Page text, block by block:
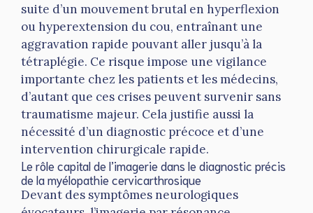
suite d’un mouvement brutal en hyperflexion
ou hyperextension du cou, entraînant une
aggravation rapide pouvant aller jusqu’à la
tétraplégie. Ce risque impose une vigilance
importante chez les patients et les médecins,
d’autant que ces crises peuvent survenir sans
traumatisme majeur. Cela justifie aussi la
nécessité d’un diagnostic précoce et d’une
intervention chirurgicale rapide.
Le rôle capital de l’imagerie dans le diagnostic précis
de la myélopathie cervicarthrosique
Devant des symptômes neurologiques